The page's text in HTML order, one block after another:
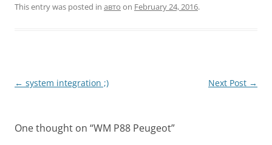
This entry was posted in авто on February 24, 2016.
Post
← system integration ;) Next Post →
One thought on “WM P88 Peugeot”